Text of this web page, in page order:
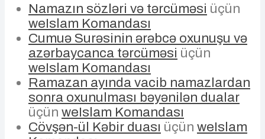
Namazın sözləri və tərcüməsi üçün
weIslam Komandası
Cumuə Surəsinin ərəbcə oxunuşu və
azərbaycanca tərcüməsi üçün
weIslam Komandası
Ramazan ayında vacib namazlardan
sonra oxunulması bəyənilən dualar
üçün weIslam Komandası
Cövşən-ül Kəbir duası üçün weIslam